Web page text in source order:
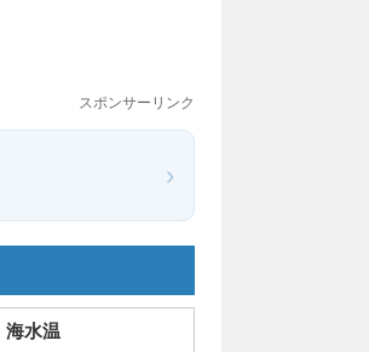
スポンサーリンク
›
海水温